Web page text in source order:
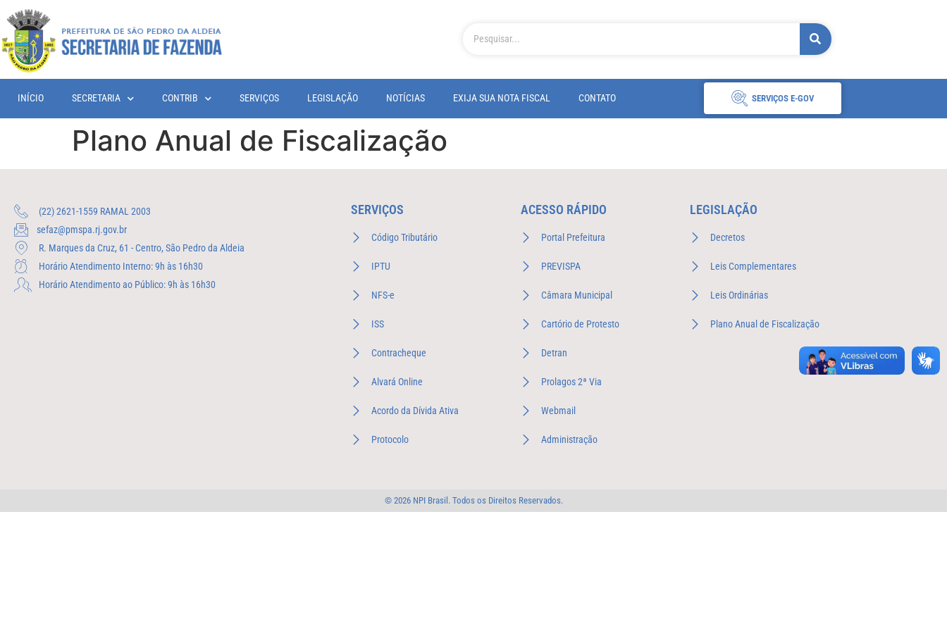
INÍCIO SECRETARIA CONTRIB SERVIÇOS LEGISLAÇÃO NOTÍCIAS EXIJA SUA NOTA FISCAL CONTATO SERVIÇOS E-GOV
Plano Anual de Fiscalização
(22) 2621-1559 RAMAL 2003
sefaz@pmspa.rj.gov.br
R. Marques da Cruz, 61 - Centro, São Pedro da Aldeia
Horário Atendimento Interno: 9h às 16h30
Horário Atendimento ao Público: 9h às 16h30
SERVIÇOS
Código Tributário
IPTU
NFS-e
ISS
Contracheque
Alvará Online
Acordo da Dívida Ativa
Protocolo
ACESSO RÁPIDO
Portal Prefeitura
PREVISPA
Câmara Municipal
Cartório de Protesto
Detran
Prolagos 2ª Via
Webmail
Administração
LEGISLAÇÃO
Decretos
Leis Complementares
Leis Ordinárias
Plano Anual de Fiscalização
© 2026 NPI Brasil. Todos os Direitos Reservados.